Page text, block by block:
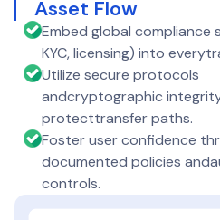
Asset Flow
Embed global compliance
KYC, licensing) into
Utilize secure protocols
andcryptographic
protecttransfer paths.
Foster user confidence
documented policies
controls.